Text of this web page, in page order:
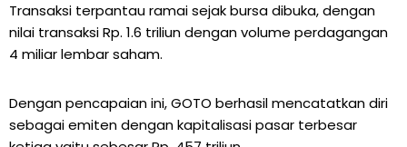
Transaksi terpantau ramai sejak bursa dibuka, dengan
nilai transaksi Rp. 1.6 triliun dengan volume perdagangan
4 miliar lembar saham.
Dengan pencapaian ini, GOTO berhasil mencatatkan diri
sebagai emiten dengan kapitalisasi pasar terbesar